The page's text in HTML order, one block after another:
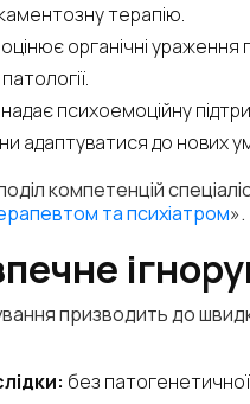
терапію.
органічні
психоемоційну
адаптуватися до нових
компетенцій
та психіатром».
призводить до
без